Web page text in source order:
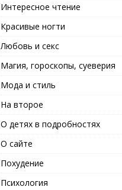
Интересное чтение
Красивые ногти
Любовь и секс
Магия, гороскопы, суеверия
Мода и стиль
На второе
О детях в подробностях
О сайте
Похудение
Психология